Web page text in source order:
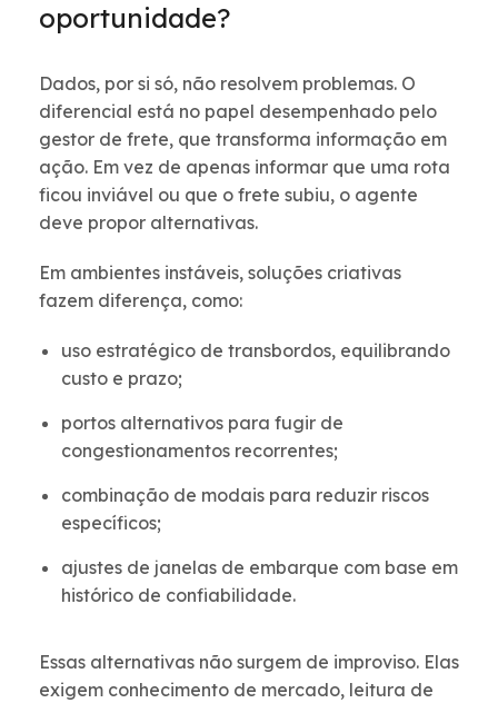
oportunidade?
Dados, por si só, não resolvem problemas. O
diferencial está no papel desempenhado pelo
gestor de frete, que transforma informação em
ação. Em vez de apenas informar que uma rota
ficou inviável ou que o frete subiu, o agente
deve propor alternativas.
Em ambientes instáveis, soluções criativas
fazem diferença, como:
uso estratégico de transbordos, equilibrando
custo e prazo;
portos alternativos para fugir de
congestionamentos recorrentes;
combinação de modais para reduzir riscos
específicos;
ajustes de janelas de embarque com base em
histórico de confiabilidade.
Essas alternativas não surgem de improviso. Elas
exigem conhecimento de mercado, leitura de